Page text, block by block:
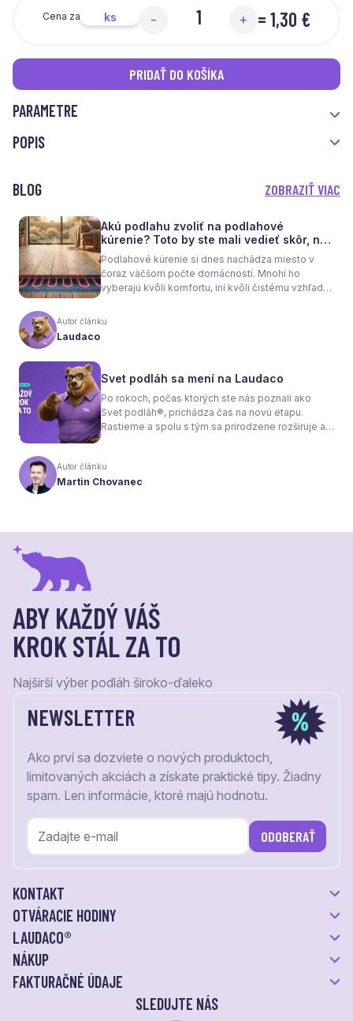
Cena za ks - + = 1,30 €
PRIDAŤ DO KOŠÍKA
PARAMETRE
POPIS
BLOG ZOBRAZIŤ VIAC
Akú podlahu zvoliť na podlahové
kúrenie? Toto by ste mali vedieť skôr, než
sa rozhodnete
Podlahové kúrenie si dnes nachádza miesto v
čoraz väčšom počte domácností. Mnohí ho
vyberajú kvôli komfortu, iní kvôli čistému vzhľadu
nielen na pocit tepla v miestnosti, ale aj na
spotrebu energie a celkové fungovanie kúrenia.
Autor článku
Laudaco
Svet podláh sa mení na Laudaco
Po rokoch, počas ktorých ste nás poznali ako
Svet podláh®, prichádza čas na novú etapu.
Rastieme a spolu s tým sa prirodzene rozširuje aj
vizuálnou identitou. Naším cieľom je, aby každý
váš krok stál za to.
Autor článku
Martin Chovanec
ABY KAŽDÝ VÁŠ
KROK STÁL ZA TO
Najširší výber podláh široko-ďaleko
NEWSLETTER
Ako prví sa dozviete o nových produktoch,
limitovaných akciách a získate praktické tipy. Žiadny
spam. Len informácie, ktoré majú hodnotu.
ODOBERAŤ
KONTAKT
OTVÁRACIE HODINY
LAUDACO®
NÁKUP
FAKTURAČNÉ ÚDAJE
SLEDUJTE NÁS